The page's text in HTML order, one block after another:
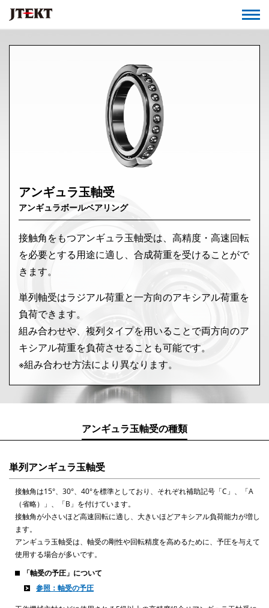
アンギュラ玉軸受
アンギュラボールベアリング
接触角をもつアンギュラ玉軸受は、高精度・高速回転
を必要とする用途に適し、合成荷重を受けることがで
きます。
単列軸受はラジアル荷重と一方向のアキシアル荷重を
負荷できます。
組み合わせや、複列タイプを用いることで両方向のア
キシアル荷重を負荷させることも可能です。
※組み合わせ方法により異なります。
アンギュラ玉軸受の種類
単列アンギュラ玉軸受
接触角は15°、30°、40°を標準としており、それぞれ補助記号「C」、「A
（省略）」、「B」を付けています。
接触角が小さいほど高速回転に適し、大きいほどアキシアル負荷能力が増し
ます。
アンギュラ玉軸受は、軸受の剛性や回転精度を高めるために、予圧を与えて
使用する場合が多いです。
「軸受の予圧」について
参照：軸受の予圧